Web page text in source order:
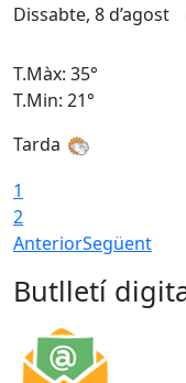
Dissabte, 8 d’agost
T.Màx: 35°
T.Min: 21°
Tarda
1
2
AnteriorSegüent
Butlletí